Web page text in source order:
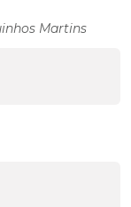
Martins